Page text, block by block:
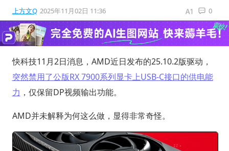
上方文Q 2025年11月02日 11:36 0
快科技11月2日消息，AMD近日发布的25.10.2版驱动，
突然禁用了公版RX 7900系列显卡上USB-C接口的供电能
力 ，仅保留DP视频输出功能。
AMD并未解释为何这么做，显得非常奇怪。